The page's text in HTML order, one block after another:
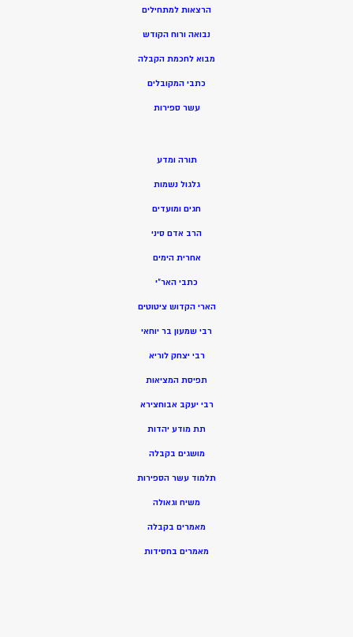
הרצאות למתחילים
נבואה ורוח הקודש
מבוא לחכמת הקבלה
כתבי המקובלים
עשר ספירות
תורה ומדע
גלגול נשמות
חגים ומועדים
הרב אדם סיני
אחרית הימים
כתבי האר”י
הארי הקדוש ציטוטים
רבי שמעון בר יוחאי
רבי יצחק לוריא
תפיסת המציאות
רבי יעקב אבוחצירא
תת מודע יהדות
מושגים בקבלה
תלמוד עשר הספירות
משיח וגאולה
מאמרים בקבלה
מאמרים בחסידות